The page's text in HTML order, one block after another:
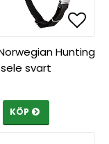
Norwegian Hunting
sele svart
KÖP